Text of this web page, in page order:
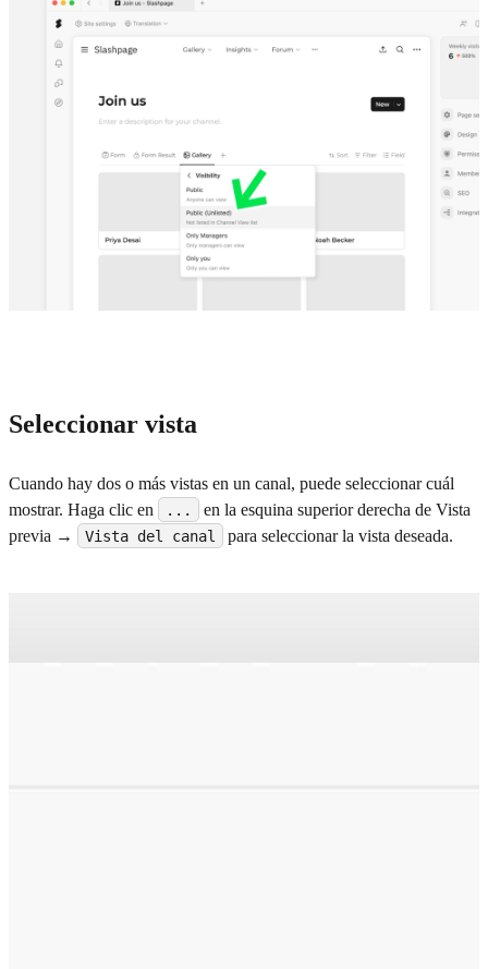
Seleccionar vista
Cuando hay dos o más vistas en un canal, puede seleccionar cuál
mostrar. Haga clic en
...
en la esquina superior derecha de Vista
previa →
Vista del canal para seleccionar la vista deseada.